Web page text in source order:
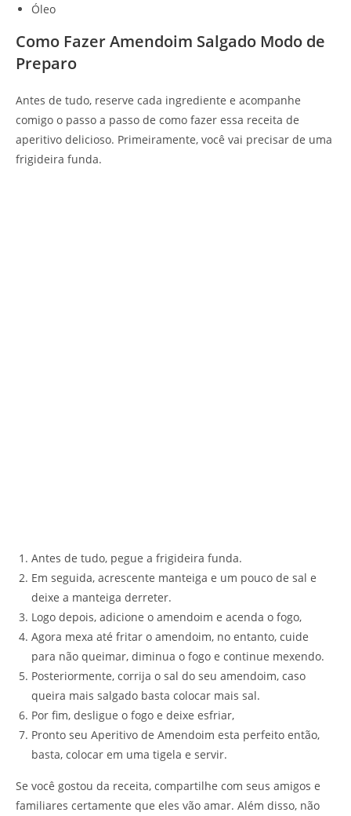
Óleo
Como Fazer Amendoim Salgado Modo de
Preparo
Antes de tudo, reserve cada ingrediente e acompanhe
comigo o passo a passo de como fazer essa receita de
aperitivo delicioso. Primeiramente, você vai precisar de uma
frigideira funda.
Antes de tudo, pegue a frigideira funda.
Em seguida, acrescente manteiga e um pouco de sal e
deixe a manteiga derreter.
Logo depois, adicione o amendoim e acenda o fogo,
Agora mexa até fritar o amendoim, no entanto, cuide
para não queimar, diminua o fogo e continue mexendo.
Posteriormente, corrija o sal do seu amendoim, caso
queira mais salgado basta colocar mais sal.
Por fim, desligue o fogo e deixe esfriar,
Pronto seu Aperitivo de Amendoim esta perfeito então,
basta, colocar em uma tigela e servir.
Se você gostou da receita, compartilhe com seus amigos e
familiares certamente que eles vão amar. Além disso, não